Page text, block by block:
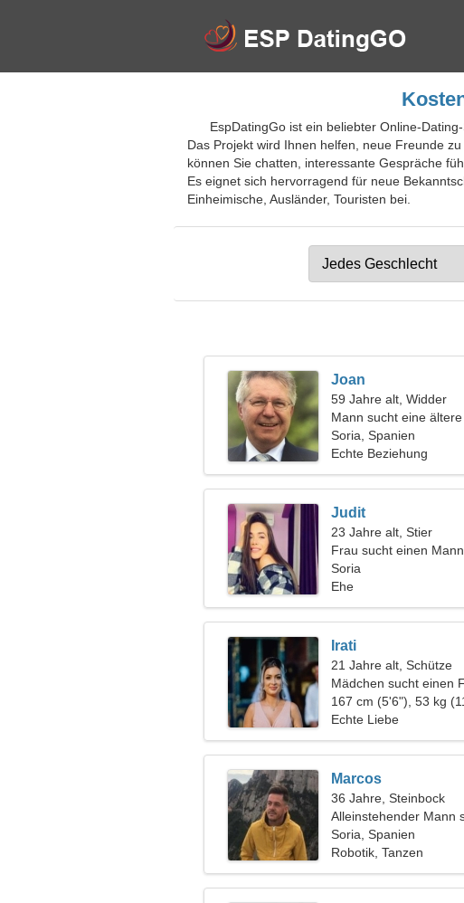
EspDatingGo ist ein beliebter Online-
Das Projekt wird Ihnen helfen, neue Freunde
können Sie chatten, interessante Gespräche
Es eignet sich hervorragend für neue
Einheimische, Ausländer, Touristen bei.
Joan
59 Jahre alt, Widder
Mann sucht eine
Soria, Spanien
Echte Beziehung
Judit
23 Jahre alt, Stier
Frau sucht einen Mann
Soria
Ehe
Irati
21 Jahre alt, Schütze
Mädchen sucht einen
167 cm (5'6"), 53 kg
Echte Liebe
Marcos
36 Jahre, Steinbock
Alleinstehender Mann
Soria, Spanien
Robotik, Tanzen